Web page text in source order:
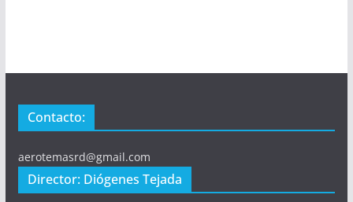
Contacto:
aerotemasrd@gmail.com
Director: Diógenes Tejada